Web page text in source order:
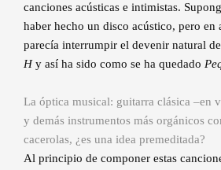
canciones acústicas e intimistas.
haber hecho un disco acústico, pero en
parecía interrumpir el devenir natural
Hy así ha sido como se ha quedado
La óptica musical: guitarra clásica –en
y demás instrumentos más orgánicos
cacerolas, ¿es una idea premeditada?
Al principio de componer estas